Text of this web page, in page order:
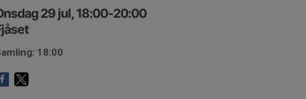
29 jul, 18:00-20:00
18:00